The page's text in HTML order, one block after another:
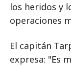
los heridos y
operaciones
El capitán
expresa: "Es